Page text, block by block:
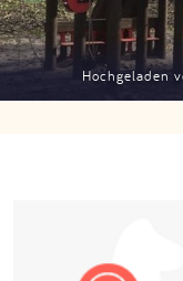
Hochgeladen